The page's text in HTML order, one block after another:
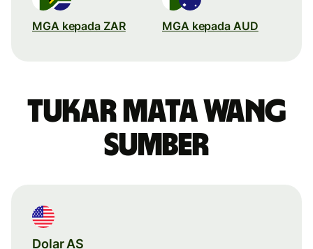
MGA kepada ZAR MGA kepada AUD
Tukar mata wang
sumber
Dolar AS